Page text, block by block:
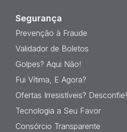
Segurança
Prevenção à Fraude
Validador de Boletos
Golpes? Aqui Não!
Fui Vítima, E Agora?
Ofertas Irresistíveis? Desconfie!
Tecnologia a Seu Favor
Consórcio Transparente